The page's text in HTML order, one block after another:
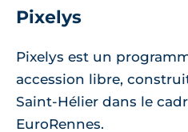
Pixelys
Pixelys est un
accession libre,
Saint-Hélier dans le
EuroRennes.